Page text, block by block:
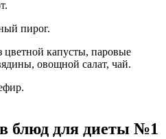
пирог.
капусты, паровые
овощной салат, чай.
блюд для диеты №1